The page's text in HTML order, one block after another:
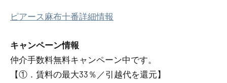
ピアース麻布十番詳細情報
キャンペーン情報
仲介手数料無料キャンペーン中です。
【①．賃料の最大33％／引越代を還元】